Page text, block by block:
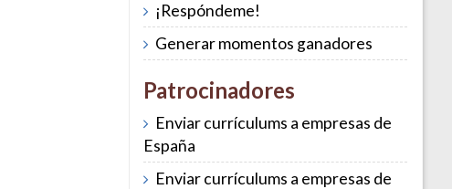
¡Respóndeme!
Generar momentos ganadores
Patrocinadores
Enviar currículums a empresas de
España
Enviar currículums a empresas de